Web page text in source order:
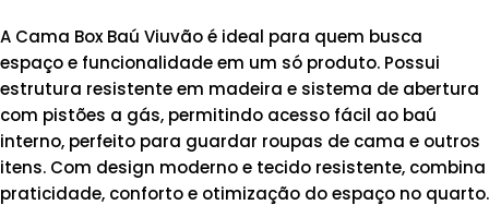
A Cama Box Baú Viuvão é ideal para quem busca
espaço e funcionalidade em um só produto. Possui
estrutura resistente em madeira e sistema de abertura
com pistões a gás, permitindo acesso fácil ao baú
interno, perfeito para guardar roupas de cama e outros
itens. Com design moderno e tecido resistente, combina
praticidade, conforto e otimização do espaço no quarto.